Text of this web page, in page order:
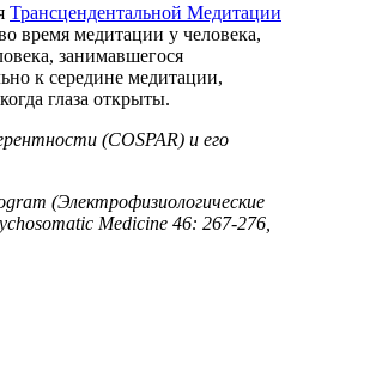
Трансцендентальной Медитации
время медитации у человека,
занимавшегося
к середине медитации,
глаза открыты.
(COSPAR) и его
(Электрофизиологические
Medicine 46: 267-276,